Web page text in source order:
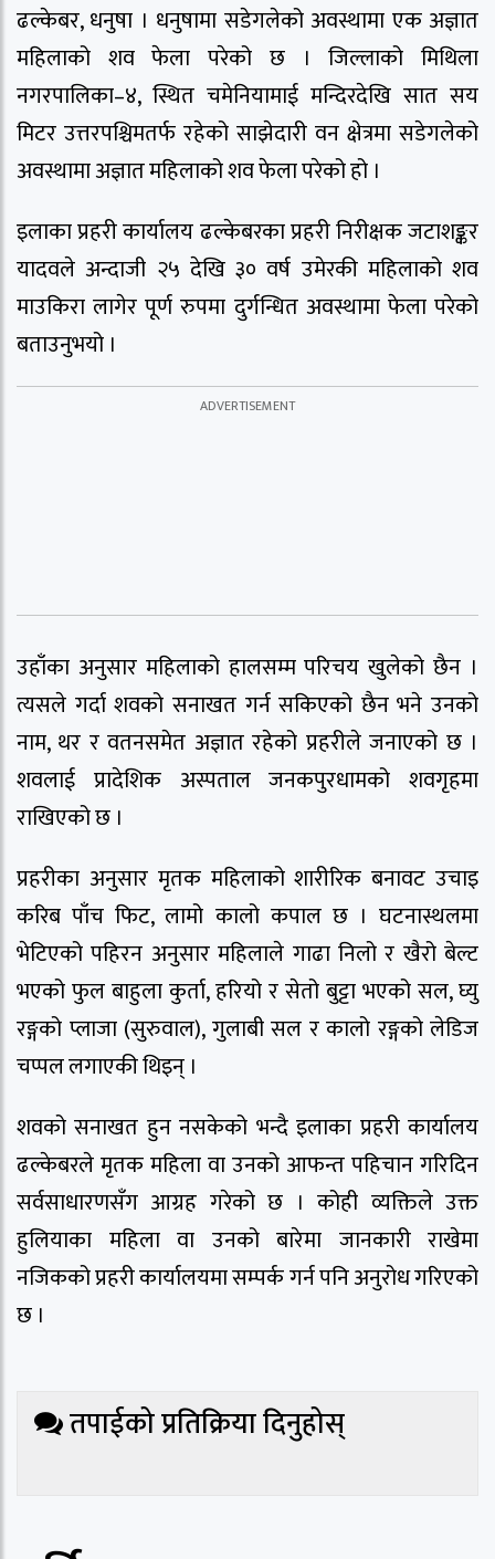
ढल्केबर, धनुषा । धनुषामा सडेगलेको अवस्थामा एक अज्ञात
महिलाको शव फेला परेको छ । जिल्लाको मिथिला
नगरपालिका–४, स्थित चमेनियामाई मन्दिरदेखि सात सय
मिटर उत्तरपश्चिमतर्फ रहेको साझेदारी वन क्षेत्रमा सडेगलेको
अवस्थामा अज्ञात महिलाको शव फेला परेको हो ।
इलाका प्रहरी कार्यालय ढल्केबरका प्रहरी निरीक्षक जटाशङ्कर
यादवले अन्दाजी २५ देखि ३० वर्ष उमेरकी महिलाको शव
माउकिरा लागेर पूर्ण रुपमा दुर्गन्धित अवस्थामा फेला परेको
बताउनुभयो ।
उहाँका अनुसार महिलाको हालसम्म परिचय खुलेको छैन ।
त्यसले गर्दा शवको सनाखत गर्न सकिएको छैन भने उनको
नाम, थर र वतनसमेत अज्ञात रहेको प्रहरीले जनाएको छ ।
शवलाई प्रादेशिक अस्पताल जनकपुरधामको शवगृहमा
राखिएको छ ।
प्रहरीका अनुसार मृतक महिलाको शारीरिक बनावट उचाइ
करिब पाँच फिट, लामो कालो कपाल छ । घटनास्थलमा
भेटिएको पहिरन अनुसार महिलाले गाढा निलो र खैरो बेल्ट
भएको फुल बाहुला कुर्ता, हरियो र सेतो बुट्टा भएको सल, घ्यु
रङ्गको प्लाजा (सुरुवाल), गुलाबी सल र कालो रङ्गको लेडिज
चप्पल लगाएकी थिइन् ।
शवको सनाखत हुन नसकेको भन्दै इलाका प्रहरी कार्यालय
ढल्केबरले मृतक महिला वा उनको आफन्त पहिचान गरिदिन
सर्वसाधारणसँग आग्रह गरेको छ । कोही व्यक्तिले उक्त
हुलियाका महिला वा उनको बारेमा जानकारी राखेमा
नजिकको प्रहरी कार्यालयमा सम्पर्क गर्न पनि अनुरोध गरिएको
छ ।
तपाईको प्रतिक्रिया दिनुहोस्